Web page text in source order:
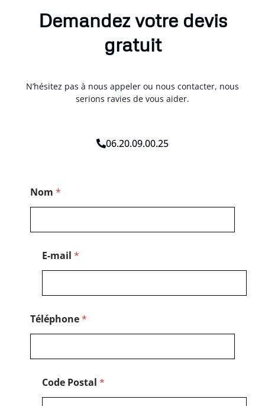
Demandez votre devis
gratuit
N’hésitez pas à nous appeler ou nous contacter, nous
serions ravies de vous aider.
06.20.09.00.25
P
o
Nom *
E-mail *
Téléphone*
Code Postal *